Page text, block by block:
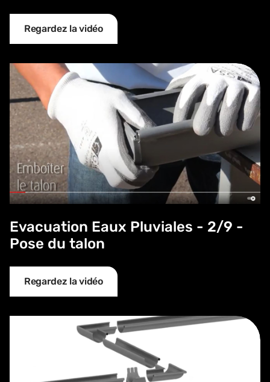
Regardez la vidéo
Evacuation Eaux Pluviales - 2/9 - Pose du talon
Evacuation Eaux Pluviales - 2/9 -
Pose du talon
Regardez la vidéo
Evacuations Eaux Pluviales - 3/9 - Naissance agrafable